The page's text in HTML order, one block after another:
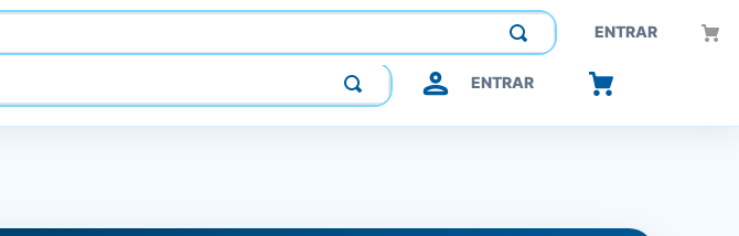
ENTRAR
Construindo confiança, inovando o futuro.
ENTRAR